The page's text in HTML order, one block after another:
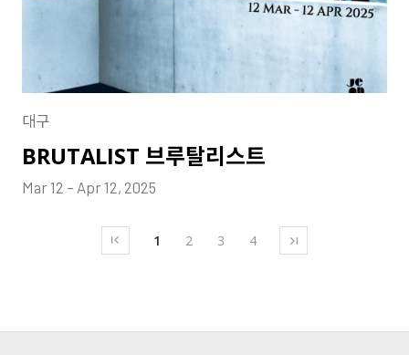
대구
BRUTALIST 브루탈리스트
Mar 12 – Apr 12, 2025
1 2 3 4